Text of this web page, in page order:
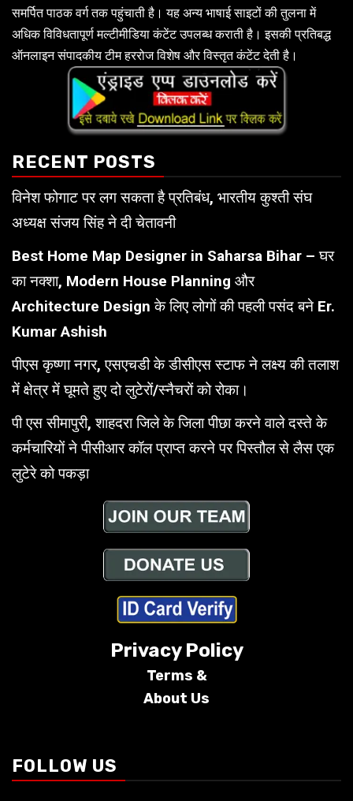
समर्पित पाठक वर्ग तक पहुंचाती है। यह अन्य भाषाई साइटों की तुलना में
अधिक विविधतापूर्ण मल्टीमीडिया कंटेंट उपलब्ध कराती है। इसकी प्रतिबद्ध
ऑनलाइन संपादकीय टीम हररोज विशेष और विस्तृत कंटेंट देती है।
RECENT POSTS
विनेश फोगाट पर लग सकता है प्रतिबंध, भारतीय कुश्ती संघ
अध्यक्ष संजय सिंह ने दी चेतावनी
Best Home Map Designer in Saharsa Bihar – घर
का नक्शा, Modern House Planning और
Architecture Design के लिए लोगों की पहली पसंद बने Er.
Kumar Ashish
पीएस कृष्णा नगर, एसएचडी के डीसीएस स्टाफ ने लक्ष्य की तलाश
में क्षेत्र में घूमते हुए दो लुटेरों/स्नैचरों को रोका।
पी एस सीमापुरी, शाहदरा जिले के जिला पीछा करने वाले दस्ते के
कर्मचारियों ने पीसीआर कॉल प्राप्त करने पर पिस्तौल से लैस एक
लुटेरे को पकड़ा
Privacy Policy
Terms &
About Us
FOLLOW US